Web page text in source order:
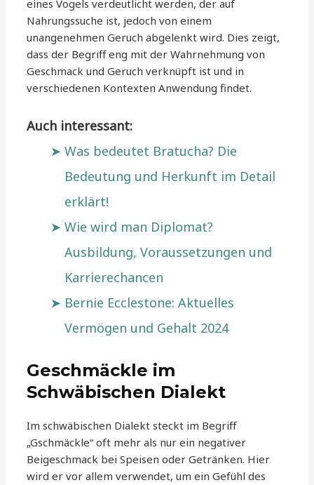
eines Vogels verdeutlicht werden, der auf
Nahrungssuche ist, jedoch von einem
unangenehmen Geruch abgelenkt wird. Dies zeigt,
dass der Begriff eng mit der Wahrnehmung von
Geschmack und Geruch verknüpft ist und in
verschiedenen Kontexten Anwendung findet.
Auch interessant:
Was bedeutet Bratucha? Die
Bedeutung und Herkunft im Detail
erklärt!
Wie wird man Diplomat?
Ausbildung, Voraussetzungen und
Karrierechancen
Bernie Ecclestone: Aktuelles
Vermögen und Gehalt 2024
Geschmäckle im
Schwäbischen Dialekt
Im schwäbischen Dialekt steckt im Begriff
„Gschmäckle“ oft mehr als nur ein negativer
Beigeschmack bei Speisen oder Getränken. Hier
wird er vor allem verwendet, um ein Gefühl des